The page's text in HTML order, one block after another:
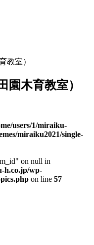
教室）
園木育教室）
users/1/miraiku-
miraiku2021/single-
on null in
h.co.jp/wp-
on line 57